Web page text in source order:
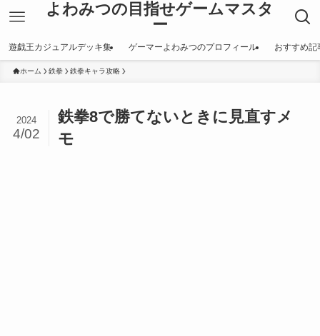
よわみつの目指せゲームマスタ
ー
遊戯王カジュアルデッキ集 ゲーマーよわみつのプロフィール おすすめ記
ホーム 鉄拳 鉄拳キャラ攻略
鉄拳8で勝てないときに見直すメ
モ
2024
4/02